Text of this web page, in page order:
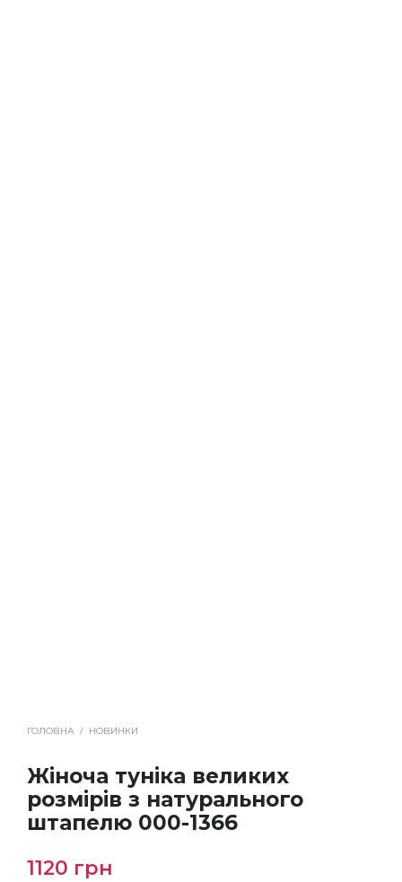
ГОЛОВНА / НОВИНКИ
Жіноча туніка великих
розмірів з натурального
штапелю 000-1366
1120 грн